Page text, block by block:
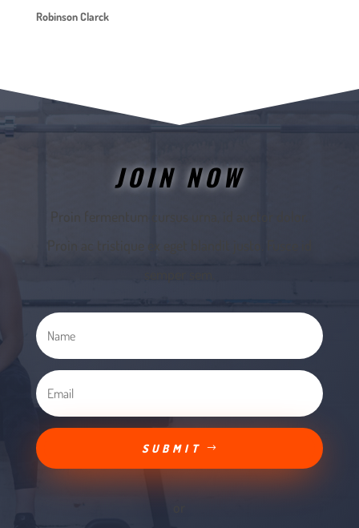
Robinson Clarck
JOIN NOW
Proin fermentum cursus urna, id auctor dolor.
Proin ac tristique ex eget blandit justo. Fusce id
SUBMIT